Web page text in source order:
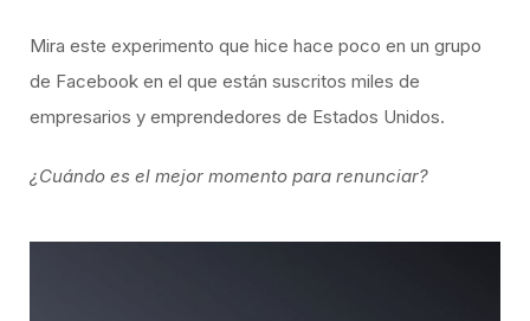
Mira este experimento que hice hace poco en un grupo
de Facebook en el que están suscritos miles de
empresarios y emprendedores de Estados Unidos.
¿Cuándo es el mejor momento para renunciar?